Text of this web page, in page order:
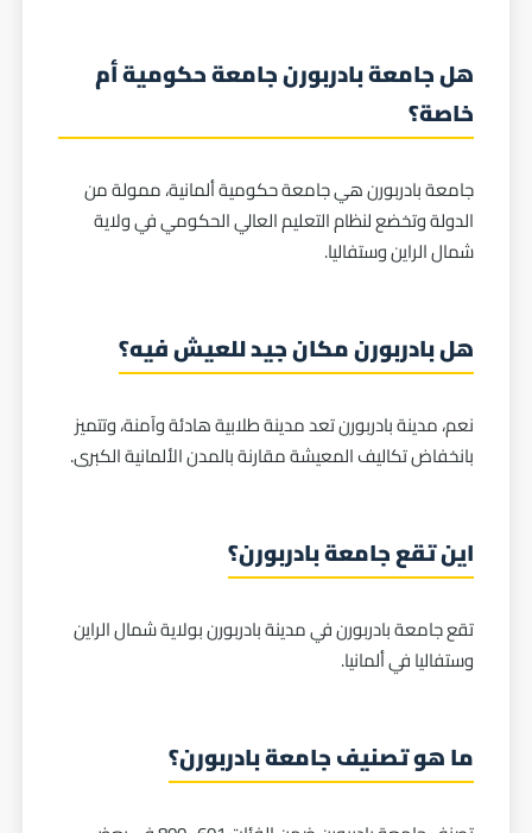
هل جامعة بادربورن جامعة حكومية أم
خاصة؟
جامعة بادربورن هي جامعة حكومية ألمانية، ممولة من
الدولة وتخضع لنظام التعليم العالي الحكومي في ولاية
شمال الراين وستفاليا.
هل بادربورن مكان جيد للعيش فيه؟
نعم، مدينة بادربورن تعد مدينة طلابية هادئة وآمنة، وتتميز
بانخفاض تكاليف المعيشة مقارنة بالمدن الألمانية الكبرى.
اين تقع جامعة بادربورن؟
تقع جامعة بادربورن في مدينة بادربورن بولاية شمال الراين
وستفاليا في ألمانيا.
ما هو تصنيف جامعة بادربورن؟